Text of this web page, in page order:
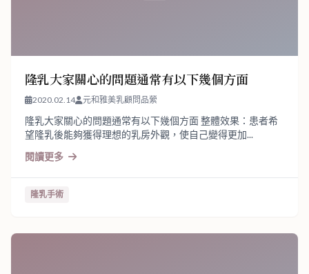
隆乳大家關心的問題通常有以下幾個方面
2020.02.14 元和雅美乳顧問品縈
隆乳大家關心的問題通常有以下幾個方面 整體效果：患者希
望隆乳後能夠獲得理想的乳房外觀，使自己變得更加...
閱讀更多
隆乳手術